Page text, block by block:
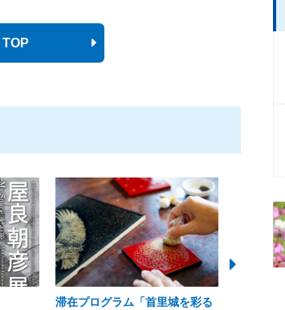
滞在プログラム「首里城を彩る
2026年